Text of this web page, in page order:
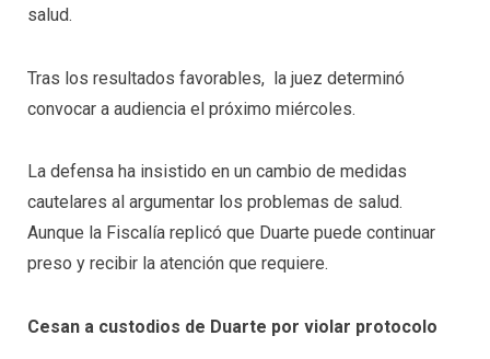
salud.
Tras los resultados favorables, la juez determinó
convocar a audiencia el próximo miércoles.
La defensa ha insistido en un cambio de medidas
cautelares al argumentar los problemas de salud.
Aunque la Fiscalía replicó que Duarte puede continuar
preso y recibir la atención que requiere.
Cesan a custodios de Duarte por violar protocolo